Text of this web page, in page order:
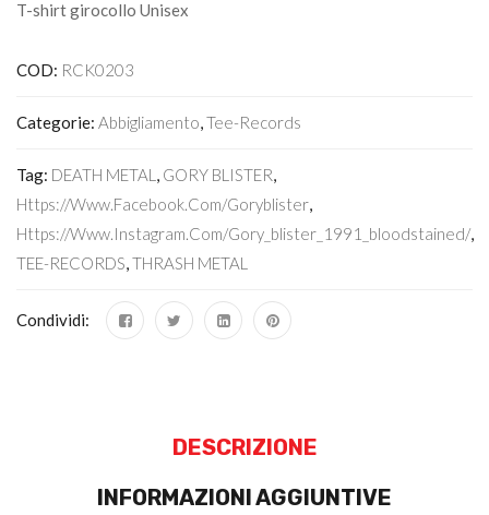
T-shirt girocollo Unisex
COD: RCK0203
Categorie: Abbigliamento,Tee-Records
Tag: DEATH METAL , GORY BLISTER,
Https://www.facebook.com/goryblister,
Https://www.instagram.com/gory_blister_1991_bloodstained/,
TEE-RECORDS,THRASH METAL
Condividi:
DESCRIZIONE
INFORMAZIONI AGGIUNTIVE